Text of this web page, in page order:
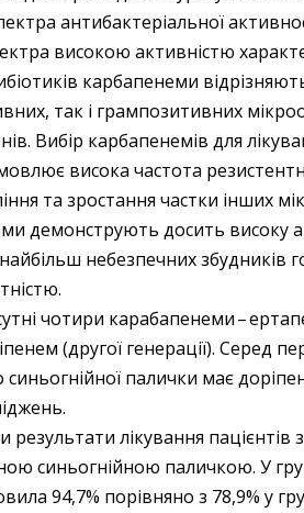
антибактеріальної
високою активністю
карбапенеми
так і грампозитивних
Вибір карбапенемів для
висока частота
та зростання частки інших
демонструють досить високу
небезпечних збудників
чотири карабапенеми –
(другої генерації). Серед
палички має
результати лікування пацієнтів
синьогнійною паличкою. У
94,7% порівняно з 78,9% у